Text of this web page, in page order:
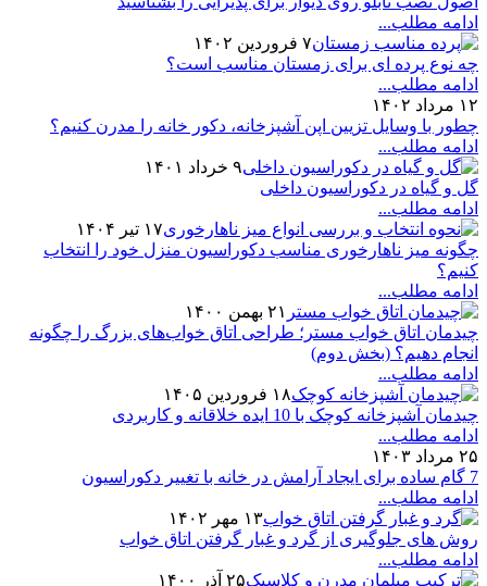
ادامه مطلب...
۷ فروردین ۱۴۰۲
چه نوع پرده ای برای زمستان مناسب است؟
ادامه مطلب...
۱۲ مرداد ۱۴۰۲
چطور با وسایل تزیین اپن آشپزخانه، دکور خانه را مدرن کنیم؟
ادامه مطلب...
۹ خرداد ۱۴۰۱
گل و گیاه در دکوراسیون داخلی
ادامه مطلب...
۱۷ تیر ۱۴۰۴
چگونه میز ناهارخوری مناسب دکوراسیون منزل خود را انتخاب
کنیم؟
ادامه مطلب...
۲۱ بهمن ۱۴۰۰
چیدمان اتاق خواب مستر؛ طراحی اتاق خواب‌های بزرگ را چگونه
انجام دهیم؟ (بخش دوم)
ادامه مطلب...
۱۸ فروردین ۱۴۰۵
چیدمان آشپزخانه کوچک با 10 ایده خلاقانه و کاربردی
ادامه مطلب...
۲۵ مرداد ۱۴۰۳
7 گام ساده برای ایجاد آرامش در خانه با تغییر دکوراسیون
ادامه مطلب...
۱۳ مهر ۱۴۰۲
روش های جلوگیری از گرد و غبار گرفتن اتاق خواب
ادامه مطلب...
۲۵ آذر ۱۴۰۰